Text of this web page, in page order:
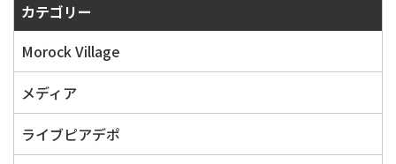
カテゴリー
Morock Village
メディア
ライブピアデポ